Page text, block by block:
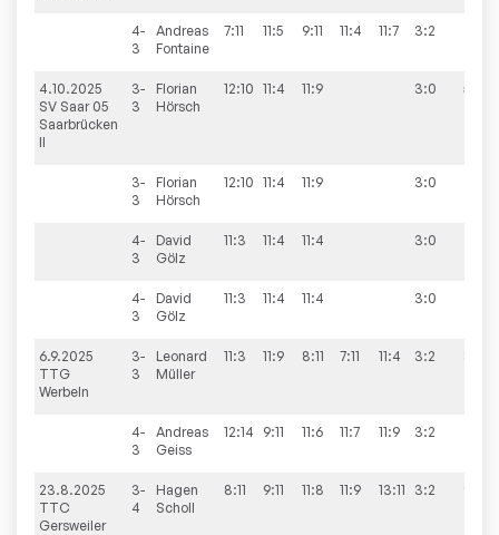
4-
3
Andreas
Fontaine
7:11 11:5 9:11 11:4 11:7 3:2
4.10.2025
SV Saar 05
Saarbrücken
II
3-
3
Florian
Hörsch
12:10 11:4 11:9 3:0 5:9
3-
3
Florian
Hörsch
12:10 11:4 11:9 3:0
4-
3
David
Gölz
11:3 11:4 11:4 3:0
4-
3
David
Gölz
11:3 11:4 11:4 3:0
6.9.2025
TTG
Werbeln
3-
3
Leonard
Müller
11:3 11:9 8:11 7:11 11:4 3:2
4-
3
Andreas
Geiss
12:14 9:11 11:6 11:7 11:9 3:2
23.8.2025
TTC
Gersweiler
3-
4
Hagen
Scholl
8:11 9:11 11:8 11:9 13:11 3:2